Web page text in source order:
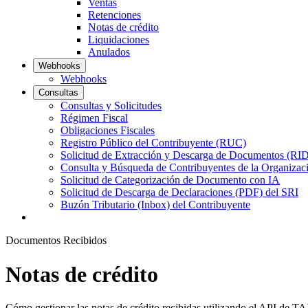
Ventas
Retenciones
Notas de crédito
Liquidaciones
Anulados
Webhooks
Webhooks
Consultas
Consultas y Solicitudes
Régimen Fiscal
Obligaciones Fiscales
Registro Público del Contribuyente (RUC)
Solicitud de Extracción y Descarga de Documentos
Consulta y Búsqueda de Contribuyentes de la
Solicitud de Categorización de Documento con IA
Solicitud de Descarga de Declaraciones (PDF) del SRI
Buzón Tributario (Inbox) del Contribuyente
Documentos Recibidos
Notas de crédito